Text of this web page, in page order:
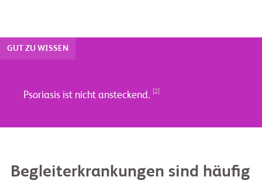
GUT ZU WISSEN
Psoriasis ist nicht ansteckend. [2]
Begleiterkrankungen sind häufig